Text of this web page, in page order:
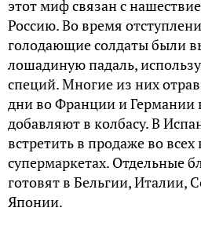
этот миф связан с
Россию. Во время
голодающие солдаты были
лошадиную падаль,
специй. Многие из них
дни во Франции и Германии
добавляют в колбасу. В
встретить в продаже во
супермаркетах. Отдельные
готовят в Бельгии, Италии,
Японии.